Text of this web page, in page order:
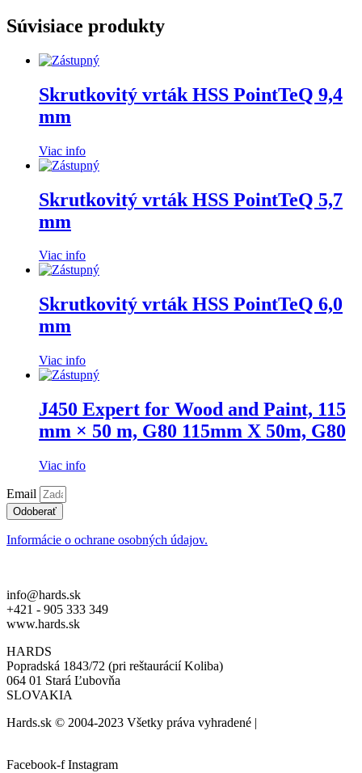
Súvisiace produkty
Skrutkovitý vrták HSS PointTeQ 9,4
mm
Viac info
Skrutkovitý vrták HSS PointTeQ 5,7
mm
Viac info
Skrutkovitý vrták HSS PointTeQ 6,0
mm
Viac info
J450 Expert for Wood and Paint, 115
mm × 50 m, G80 115mm X 50m, G80
Viac info
Email
Odoberať
Informácie o ochrane osobných údajov.
info@hards.sk
+421 - 905 333 349
www.hards.sk
HARDS
Popradská 1843/72 (pri reštaurácií Koliba)
064 01 Stará Ľubovňa
SLOVAKIA
Hards.sk © 2004-2023 Všetky práva vyhradené |
Facebook-f Instagram